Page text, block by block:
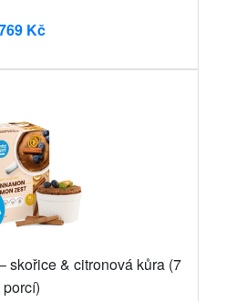
Kč
skořice & citronová kůra (7
porcí)